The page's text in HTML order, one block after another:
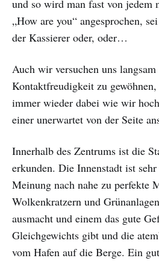
und so wird man fast von jedem
„How are you“ angesprochen,
der Kassierer oder, oder…
Auch wir versuchen uns langsam
Kontaktfreudigkeit zu gewöhnen,
immer wieder dabei wie wir
einer unerwartet von der Seite
Innerhalb des Zentrums ist die
erkunden. Die Innenstadt ist
Meinung nach nahe zu perfekte
Wolkenkratzern und
ausmacht und einem das gute
Gleichgewichts gibt und die
vom Hafen auf die Berge. Ein